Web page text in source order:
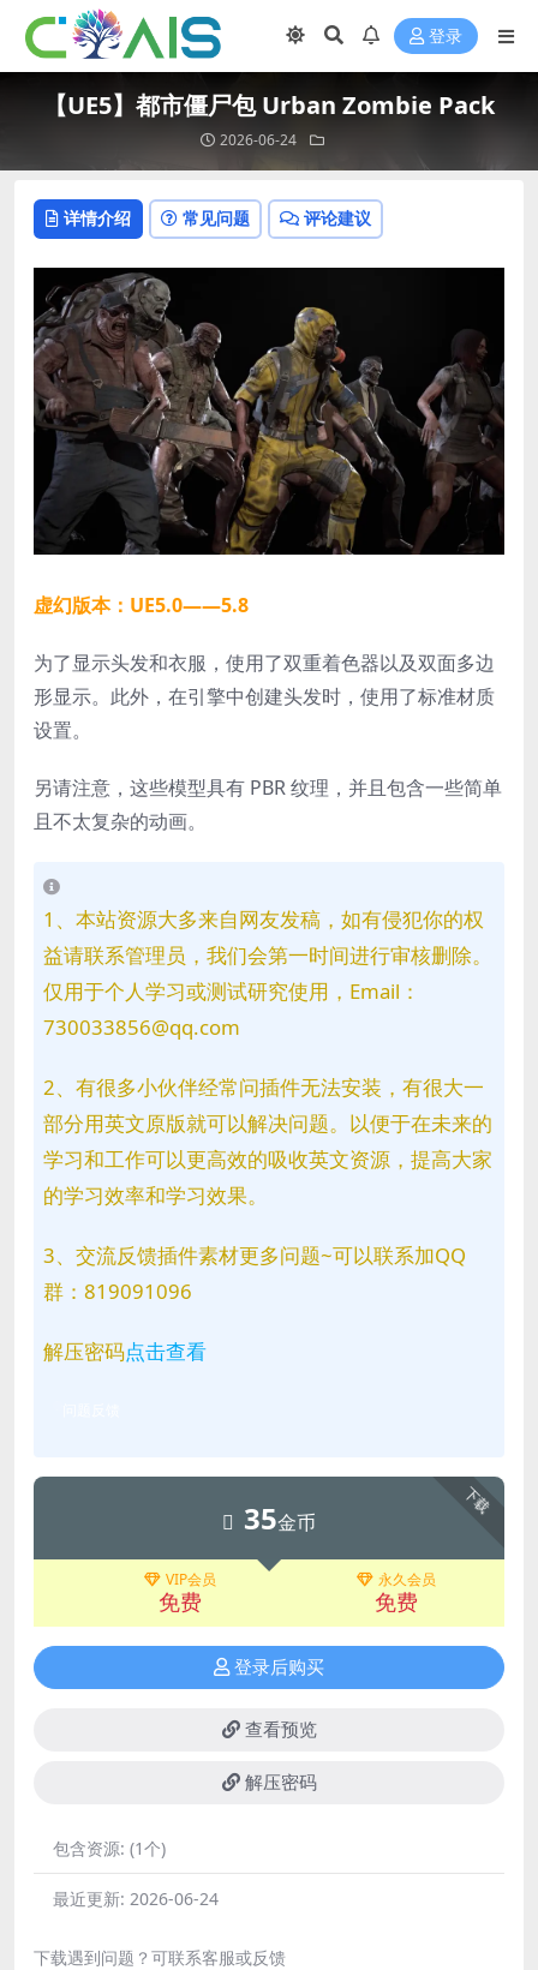
登录
【UE5】都市僵尸包 Urban Zombie Pack
2026-06-24
详情介绍 常见问题 评论建议
虚幻版本：UE5.0——5.8
为了显示头发和衣服，使用了双重着色器以及双面多边
形显示。此外，在引擎中创建头发时，使用了标准材质
设置。
另请注意，这些模型具有 PBR 纹理，并且包含一些简单
且不太复杂的动画。
1、本站资源大多来自网友发稿，如有侵犯你的权
益请联系管理员，我们会第一时间进行审核删除。
仅用于个人学习或测试研究使用，Email：
730033856@qq.com
2、有很多小伙伴经常问插件无法安装，有很大一
部分用英文原版就可以解决问题。以便于在未来的
学习和工作可以更高效的吸收英文资源，提高大家
的学习效率和学习效果。
3、交流反馈插件素材更多问题~可以联系加QQ
群：819091096
解压密码点击查看
下载
35金币
VIP会员
免费
永久会员
免费
登录后购买
查看预览
解压密码
包含资源: (1个)
最近更新: 2026-06-24
下载遇到问题？可联系客服或反馈